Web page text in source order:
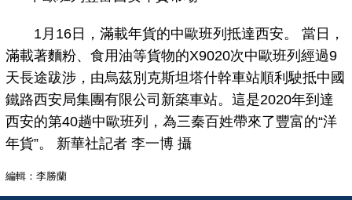
1月16日，滿載年貨的中歐班列抵達西安。 當日，
滿載著麵粉、食用油等貨物的X9020次中歐班列經過9
天長途跋涉，由烏茲別克斯坦塔什幹車站順利駛抵中國
鐵路西安局集團有限公司新築車站。這是2020年到達
西安的第40趟中歐班列，為三秦百姓帶來了豐富的“洋
年貨”。 新華社記者 李一博 攝
編輯：李勝蘭